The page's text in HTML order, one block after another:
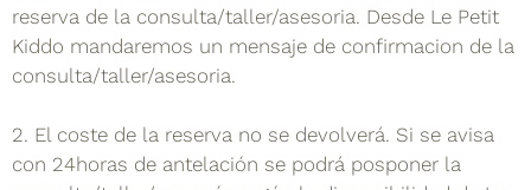
reserva de la consulta/taller/asesoria. Desde Le Petit
Kiddo mandaremos un mensaje de confirmacion de la
consulta/taller/asesoria.
2. El coste de la reserva no se devolverá. Si se avisa
con 24horas de antelación se podrá posponer la